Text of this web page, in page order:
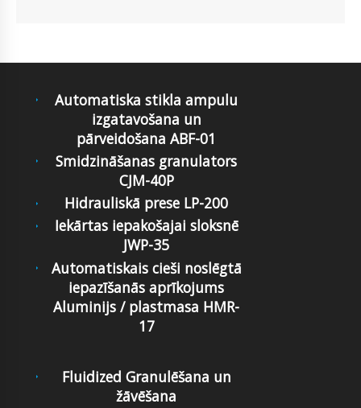
Automatiska stikla ampulu
izgatavošana un
pārveidošana ABF-01
Smidzināšanas granulators
CJM-40P
Hidrauliskā prese LP-200
Iekārtas iepakošajai sloksnē
JWP-35
Automatiskais cieši noslēgtā
iepazīšanās aprīkojums
Aluminijs / plastmasa HMR-
17
Fluidized Granulēšana un
žāvēšana